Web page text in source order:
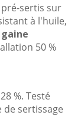
sertis sur
à l'huile,
50 %
%. Testé
de sertissage